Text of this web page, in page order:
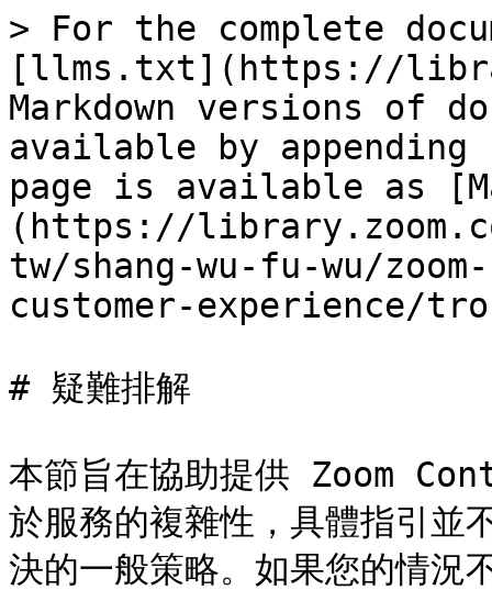
> For the complete
[llms.txt](https://
Markdown versions of
available by
page is available as
(https://
tw/shang-wu-fu-wu/
customer-experience/
# 疑難排解
本節旨在協助提供 Zoom
於服務的複雜性，具體指引並
決的一般策略。如果您的情